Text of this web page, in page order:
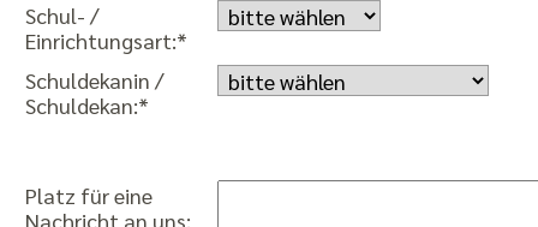
Schul- /
Einrichtungsart:*
Schuldekanin /
Schuldekan:*
Platz für eine
Nachricht an uns: